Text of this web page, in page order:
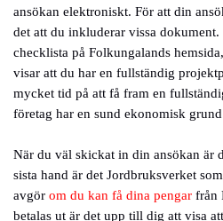
ansökan elektroniskt. För att din
det att du inkluderar vissa
checklista på Folkungalands
visar att du har en fullständig
mycket tid på att få fram en
företag har en sund ekonomisk grund
När du väl skickat in din ansökan är
sista hand är det Jordbruksverket
avgör om du kan få dina pengar från
betalas ut är det upp till dig att visa